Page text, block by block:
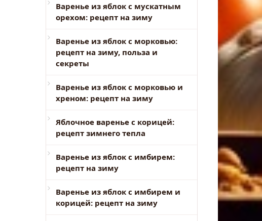
Варенье из яблок с мускатным
орехом: рецепт на зиму
Варенье из яблок с морковью:
рецепт на зиму, польза и
секреты
Варенье из яблок с морковью и
хреном: рецепт на зиму
Яблочное варенье с корицей:
рецепт зимнего тепла
Варенье из яблок с имбирем:
рецепт на зиму
Варенье из яблок с имбирем и
корицей: рецепт на зиму